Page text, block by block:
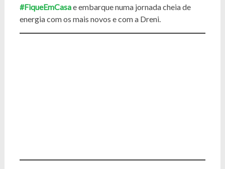
#FiqueEmCasae embarque numa jornada cheia de
energia com os mais novos e com a Dreni.